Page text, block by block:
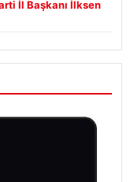
İl Başkanı İlksen